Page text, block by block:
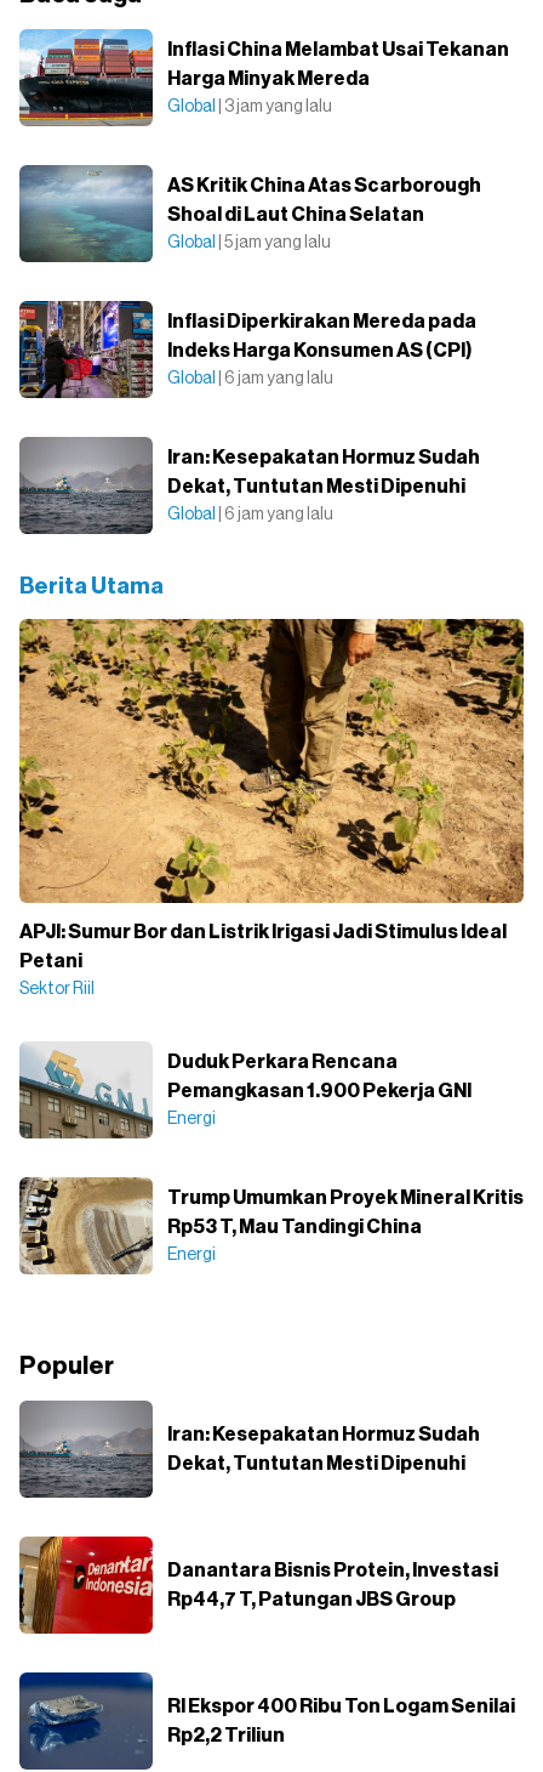
Inflasi China Melambat Usai Tekanan
Harga Minyak Mereda
Global | 3 jam yang lalu
AS Kritik China Atas Scarborough
Shoal di Laut China Selatan
Global | 5 jam yang lalu
Inflasi Diperkirakan Mereda pada
Indeks Harga Konsumen AS (CPI)
Global | 6 jam yang lalu
Iran: Kesepakatan Hormuz Sudah
Dekat, Tuntutan Mesti Dipenuhi
Global | 6 jam yang lalu
Berita Utama
APJI: Sumur Bor dan Listrik Irigasi Jadi Stimulus Ideal
Petani
Sektor Riil
Duduk Perkara Rencana
Pemangkasan 1.900 Pekerja GNI
Energi
Trump Umumkan Proyek Mineral Kritis
Rp53 T, Mau Tandingi China
Energi
Populer
Iran: Kesepakatan Hormuz Sudah
Dekat, Tuntutan Mesti Dipenuhi
Danantara Bisnis Protein, Investasi
Rp44,7 T, Patungan JBS Group
RI Ekspor 400 Ribu Ton Logam Senilai
Rp2,2 Triliun